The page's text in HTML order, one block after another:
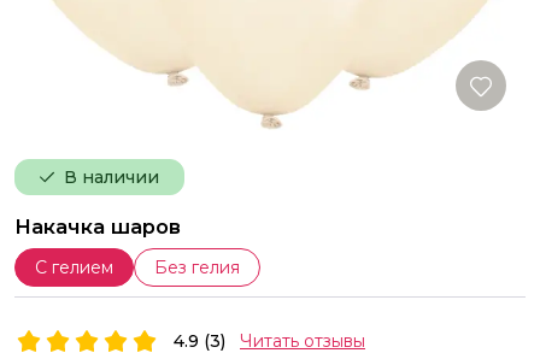
В наличии
Накачка шаров
С гелием Без гелия
4.9 (3) Читать отзывы